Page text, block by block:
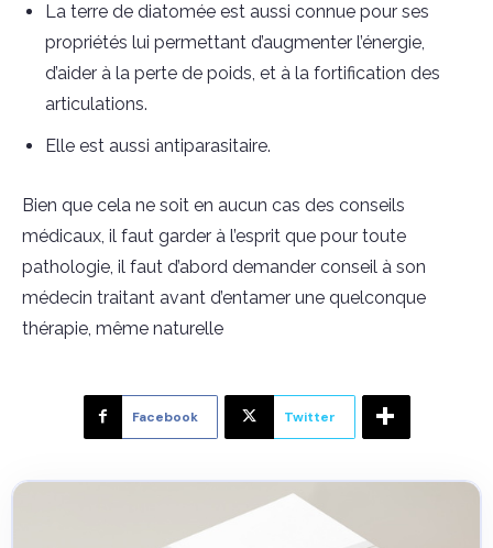
La terre de diatomée est aussi connue pour ses
propriétés lui permettant d’augmenter l’énergie,
d’aider à la perte de poids, et à la fortification des
articulations.
Elle est aussi antiparasitaire.
Bien que cela ne soit en aucun cas des conseils
médicaux, il faut garder à l’esprit que pour toute
pathologie, il faut d’abord demander conseil à son
médecin traitant avant d’entamer une quelconque
thérapie, même naturelle
Facebook Twitter